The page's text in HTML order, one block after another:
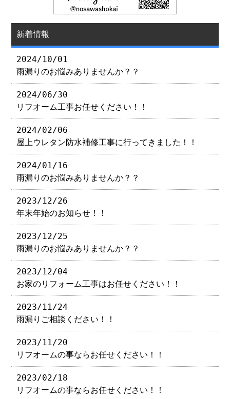
新着情報
2024/10/01
雨漏りのお悩みありませんか？？
2024/06/30
リフオーム工事お任せください！！
2024/02/06
屋上ウレタン防水補修工事に行ってきました！！
2024/01/16
雨漏りのお悩みありませんか？？
2023/12/26
年末年始のお知らせ！！
2023/12/25
雨漏りのお悩みありませんか？？
2023/12/04
お家のリフォーム工事はお任せください！！
2023/11/24
雨漏りご相談ください！！
2023/11/20
リフオームの事ならお任せください！！
2023/02/18
リフオームの事ならお任せください！！